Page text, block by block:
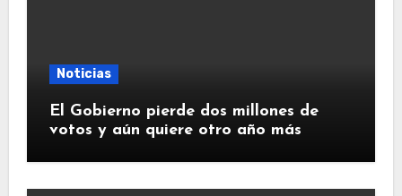
Noticias
El Gobierno pierde dos millones de
votos y aún quiere otro año más